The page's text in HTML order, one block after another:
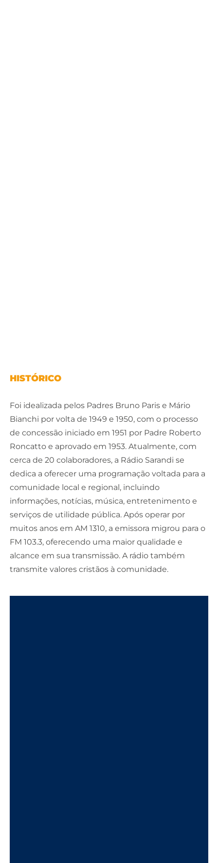
HISTÓRICO
Foi idealizada pelos Padres Bruno Paris e Mário
Bianchi por volta de 1949 e 1950, com o processo
de concessão iniciado em 1951 por Padre Roberto
Roncatto e aprovado em 1953. Atualmente, com
cerca de 20 colaboradores, a Rádio Sarandi se
dedica a oferecer uma programação voltada para a
comunidade local e regional, incluindo
informações, notícias, música, entretenimento e
serviços de utilidade pública. Após operar por
muitos anos em AM 1310, a emissora migrou para o
FM 103.3, oferecendo uma maior qualidade e
alcance em sua transmissão. A rádio também
transmite valores cristãos à comunidade.